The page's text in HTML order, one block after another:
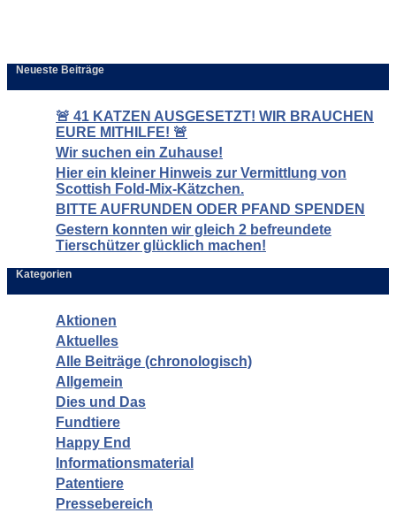
Neueste Beiträge
🚨 41 KATZEN AUSGESETZT! WIR BRAUCHEN
EURE MITHILFE! 🚨
Wir suchen ein Zuhause!
Hier ein kleiner Hinweis zur Vermittlung von
Scottish Fold-Mix-Kätzchen.
BITTE AUFRUNDEN ODER PFAND SPENDEN
Gestern konnten wir gleich 2 befreundete
Tierschützer glücklich machen!
Kategorien
Aktionen
Aktuelles
Alle Beiträge (chronologisch)
Allgemein
Dies und Das
Fundtiere
Happy End
Informationsmaterial
Patentiere
Pressebereich